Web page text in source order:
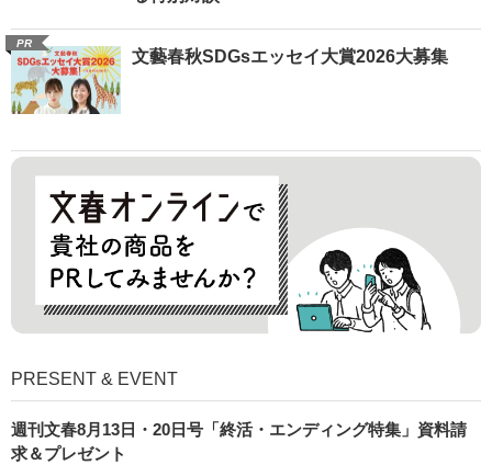
PR
文藝春秋SDGsエッセイ大賞2026大募集
PRESENT & EVENT
週刊文春8月13日・20日号「終活・エンディング特集」資料請
求＆プレゼント